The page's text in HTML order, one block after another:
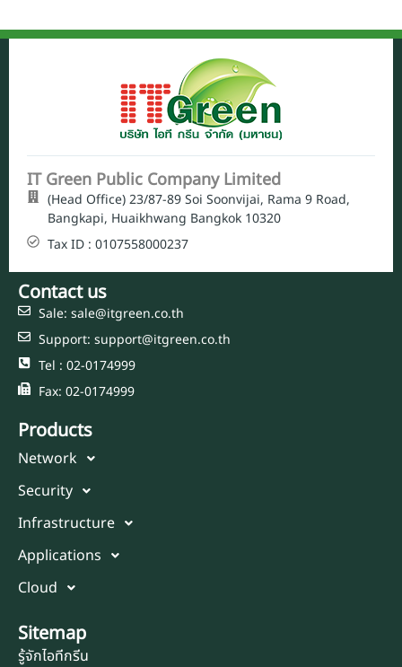
IT Green Public Company Limited
(Head Office) 23/87-89 Soi Soonvijai, Rama 9 Road,
Bangkapi, Huaikhwang Bangkok 10320
Tax ID : 0107558000237
Contact us
Sale: sale@itgreen.co.th
Support: support@itgreen.co.th
Tel : 02-0174999
Fax: 02-0174999
Products
Network
Security
Infrastructure
Applications
Cloud
Sitemap
รู้จักไอทีกรีน